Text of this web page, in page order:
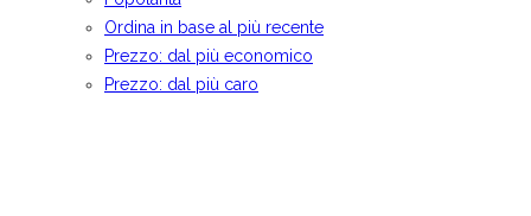
Ordina in base al più recente
Prezzo: dal più economico
Prezzo: dal più caro